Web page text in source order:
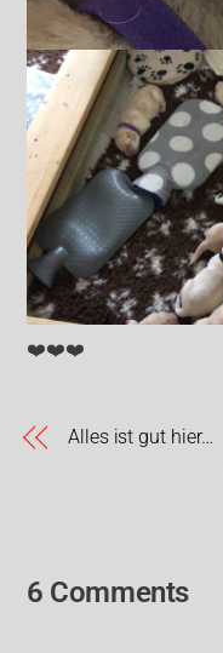
❤️❤️❤️
Alles ist gut hier…
6 Comments